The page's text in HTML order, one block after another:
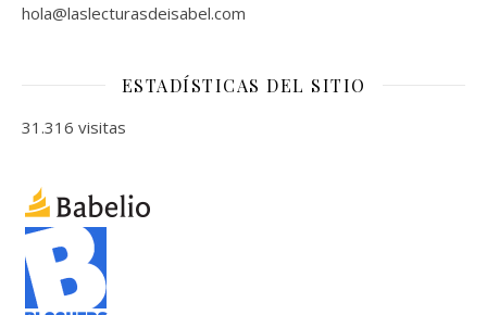
hola@laslecturasdeisabel.com
ESTADÍSTICAS DEL SITIO
31.316 visitas